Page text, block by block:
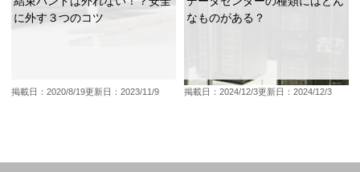
に外す３つのコツ
掲載日：2020/8/19更新日：2023/11/9
なものがある？
掲載日：2024/12/3更新日：2024/12/3